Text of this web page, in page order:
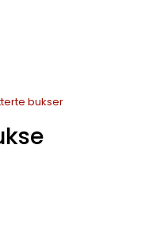
bukser